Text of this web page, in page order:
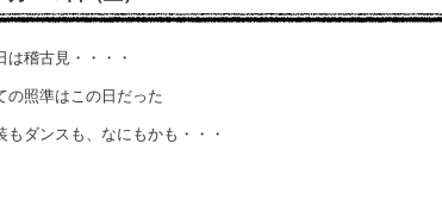
は稽古見・・・・
の照準はこの日だった
もダンスも、なにもかも・・・